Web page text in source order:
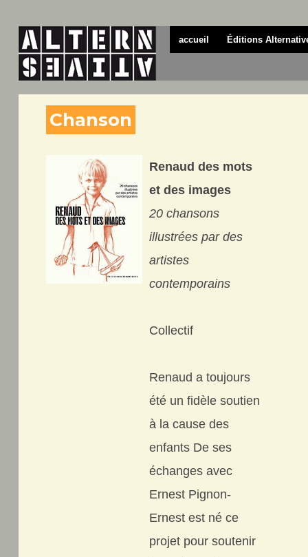
accueil Éditions
Chanson
Renaud des mots
et des images
20 chansons
illustrées par des
artistes
contemporains
Collectif
Renaud a toujours
été un fidèle soutien
à la cause des
enfants De ses
échanges avec
Ernest Pignon-
Ernest est né ce
projet pour soutenir